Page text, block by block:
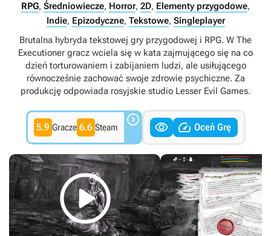
RPG, Średniowiecze, Horror, 2D, Elementy przygodowe,
Indie, Epizodyczne, Tekstowe, Singleplayer
Brutalna hybryda tekstowej gry przygodowej i RPG. W The
Executioner gracz wciela się w kata zajmującego się na co
dzień torturowaniem i zabijaniem ludzi, ale usiłującego
równocześnie zachować swoje zdrowie psychiczne. Za
produkcję odpowiada rosyjskie studio Lesser Evil Games.
5.9 Gracze 6.6 Steam    Oceń Grę
